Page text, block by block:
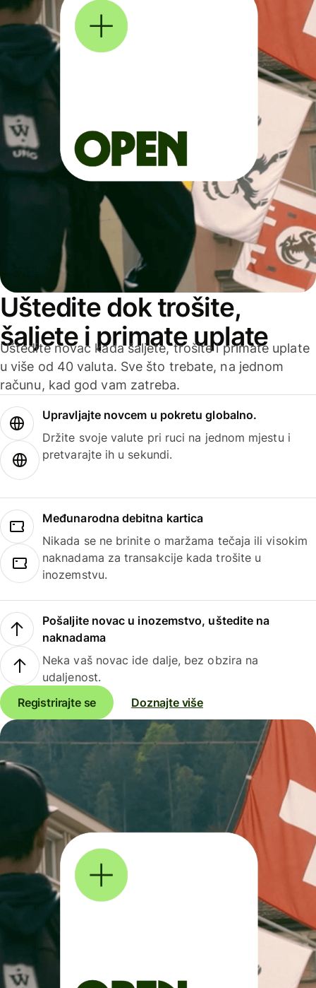
Uštedite dok trošite,
šaljete i primate uplate
Uštedite novac kada šaljete, trošite i primate uplate
u više od 40 valuta. Sve što trebate, na jednom
računu, kad god vam zatreba.
Upravljajte novcem u pokretu globalno.
Držite svoje valute pri ruci na jednom mjestu i
pretvarajte ih u sekundi.
Međunarodna debitna kartica
Nikada se ne brinite o maržama tečaja ili visokim
naknadama za transakcije kada trošite u
inozemstvu.
Pošaljite novac u inozemstvo, uštedite na
naknadama
Neka vaš novac ide dalje, bez obzira na
udaljenost.
Registrirajte se
Doznajte više